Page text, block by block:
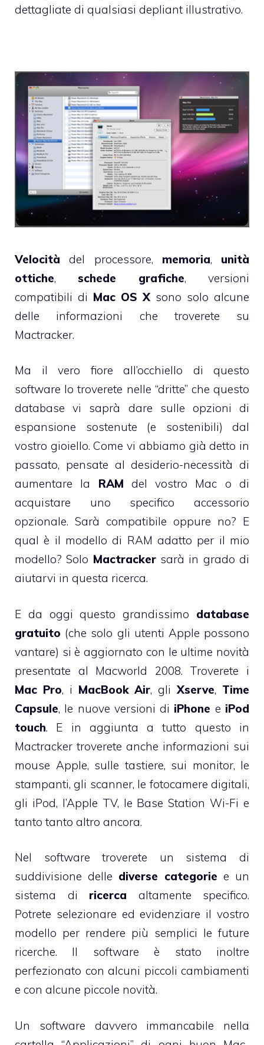
dettagliate di qualsiasi depliant illustrativo.
Velocità del processore, memoria, unità
ottiche,schede grafiche, versioni
compatibili di Mac OS X sono solo alcune
delle informazioni che troverete su
Mactracker.
Ma il vero fiore all’occhiello di questo
software lo troverete nelle “dritte” che questo
database vi saprà dare sulle opzioni di
espansione sostenute (e sostenibili) dal
vostro gioiello. Comevi abbiamo già detto in
passato, pensate al desiderio-necessità di
aumentare la RAM del vostro Mac o di
acquistare uno specifico accessorio
opzionale. Sarà compatibile oppure no? E
qual è il modello di RAM adatto per il mio
modello? Solo Mactrackersarà in grado di
aiutarvi in questa ricerca.
E da oggi questo grandissimo database
gratuito (che solo gli utenti Apple possono
vantare) si è aggiornato con le ultime novità
presentate al Macworld 2008. Troverete i
Mac Pro, i MacBook Air, gliXserve, Time
Capsule, le nuove versioni di iPhone e iPod
touch. E in aggiunta a tutto questo in
Mactracker troverete anche informazioni sui
mouse Apple, sulle tastiere, sui monitor, le
stampanti, gli scanner, le fotocamere digitali,
gli iPod, l’Apple TV, le Base Station Wi-Fi e
tanto tanto altro ancora.
Nel software troverete un sistema di
suddivisione delle diverse categorie e un
sistema di ricerca altamente specifico.
Potrete selezionare ed evidenziare il vostro
modello per rendere più semplici le future
ricerche. Il software è stato inoltre
perfezionato con alcuni piccoli cambiamenti
e con alcune piccole novità.
Un software davvero immancabile nella